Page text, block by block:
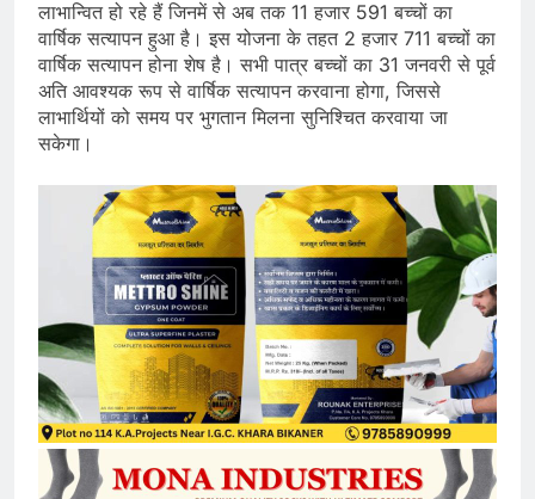
लाभान्वित हो रहे हैं जिनमें से अब तक 11 हजार 591 बच्चों का
वार्षिक सत्यापन हुआ है। इस योजना के तहत 2 हजार 711 बच्चों का
वार्षिक सत्यापन होना शेष है। सभी पात्र बच्चों का 31 जनवरी से पूर्व
अति आवश्यक रूप से वार्षिक सत्यापन करवाना होगा, जिससे
लाभार्थियों को समय पर भुगतान मिलना सुनिश्चित करवाया जा
सकेगा।